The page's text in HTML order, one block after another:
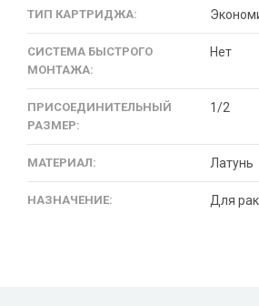
ТИП КАРТРИДЖА:
СИСТЕМА БЫСТРОГО
МОНТАЖА:
Нет
ПРИСОЕДИНИТЕЛЬНЫЙ
РАЗМЕР:
1/2
МАТЕРИАЛ: Латунь
НАЗНАЧЕНИЕ: Для